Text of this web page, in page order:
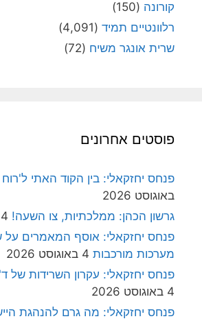
קורונה (150)
רלוונטיים תמיד (4,091)
שרית אונגר משיח (72)
פוסטים אחרונים
פנחס יחזקאלי: בין הקוד האתי
באוגוסט 2026
גרשון הכהן: ממלכתיות, צו השעה! 4 באוגוסט 2026
פנחס יחזקאלי: אוסף המאמרים על
מערכות מורכבות 4 באוגוסט 2026
פנחס יחזקאלי: עקרון השרידות של
4 באוגוסט 2026
פנחס יחזקאלי: מה גרם להנהגת